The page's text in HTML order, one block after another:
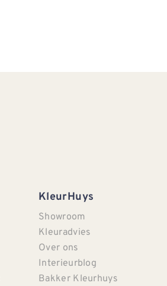
KleurHuys
Showroom
Kleuradvies
Over ons
Interieurblog
Bakker Kleurhuys